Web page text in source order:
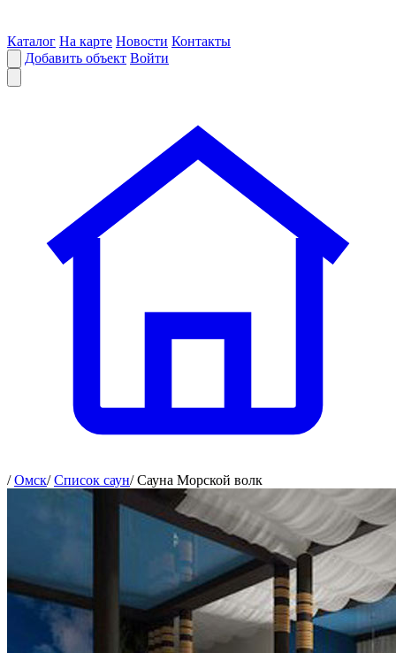
Каталог На карте Новости Контакты
Добавить объект Войти
/ Омск/ Список саун/ Сауна Морской волк